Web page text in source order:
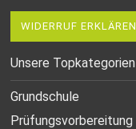
WIDERRUF ERKLÄREN
Unsere Topkategorien
Grundschule
Prüfungsvorbereitung